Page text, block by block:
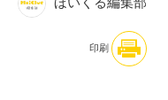
印刷